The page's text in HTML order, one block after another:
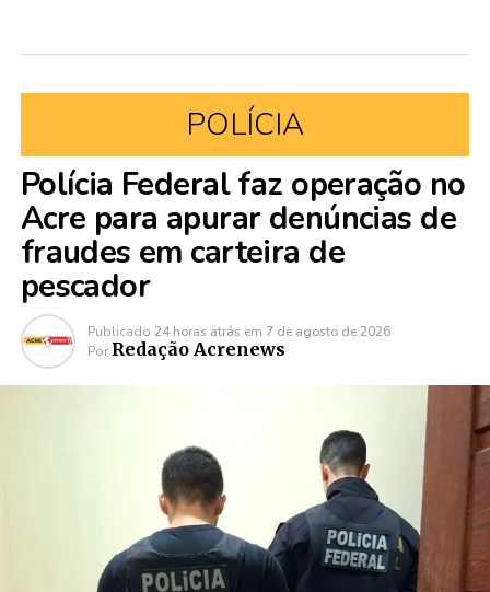
POLÍCIA
Polícia Federal faz operação no
Acre para apurar denúncias de
fraudes em carteira de
pescador
Publicado 24 horas atrás em 7 de agosto de 2026
Por Redação Acrenews